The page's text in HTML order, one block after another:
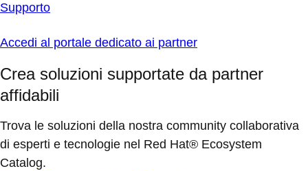
Supporto
Accedi al portale dedicato ai partner
Crea soluzioni supportate da partner
affidabili
Trova le soluzioni della nostra community collaborativa
di esperti e tecnologie nel Red Hat® Ecosystem
Catalog.